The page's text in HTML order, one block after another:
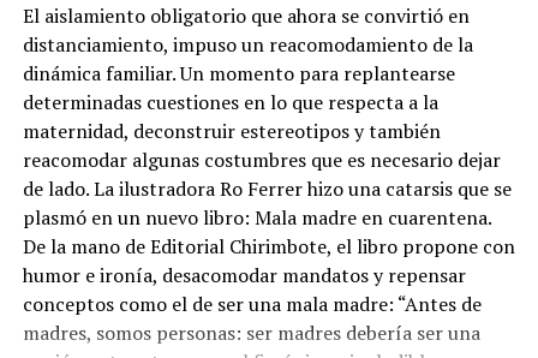
El aislamiento obligatorio que ahora se convirtió en
distanciamiento, impuso un reacomodamiento de la
dinámica familiar. Un momento para replantearse
determinadas cuestiones en lo que respecta a la
maternidad, deconstruir estereotipos y también
reacomodar algunas costumbres que es necesario dejar
de lado. La ilustradora Ro Ferrer hizo una catarsis que se
plasmó en un nuevo libro: Mala madre en cuarentena.
De la mano de Editorial Chirimbote, el libro propone con
humor e ironía, desacomodar mandatos y repensar
conceptos como el de ser una mala madre: “Antes de
madres, somos personas: ser madres debería ser una